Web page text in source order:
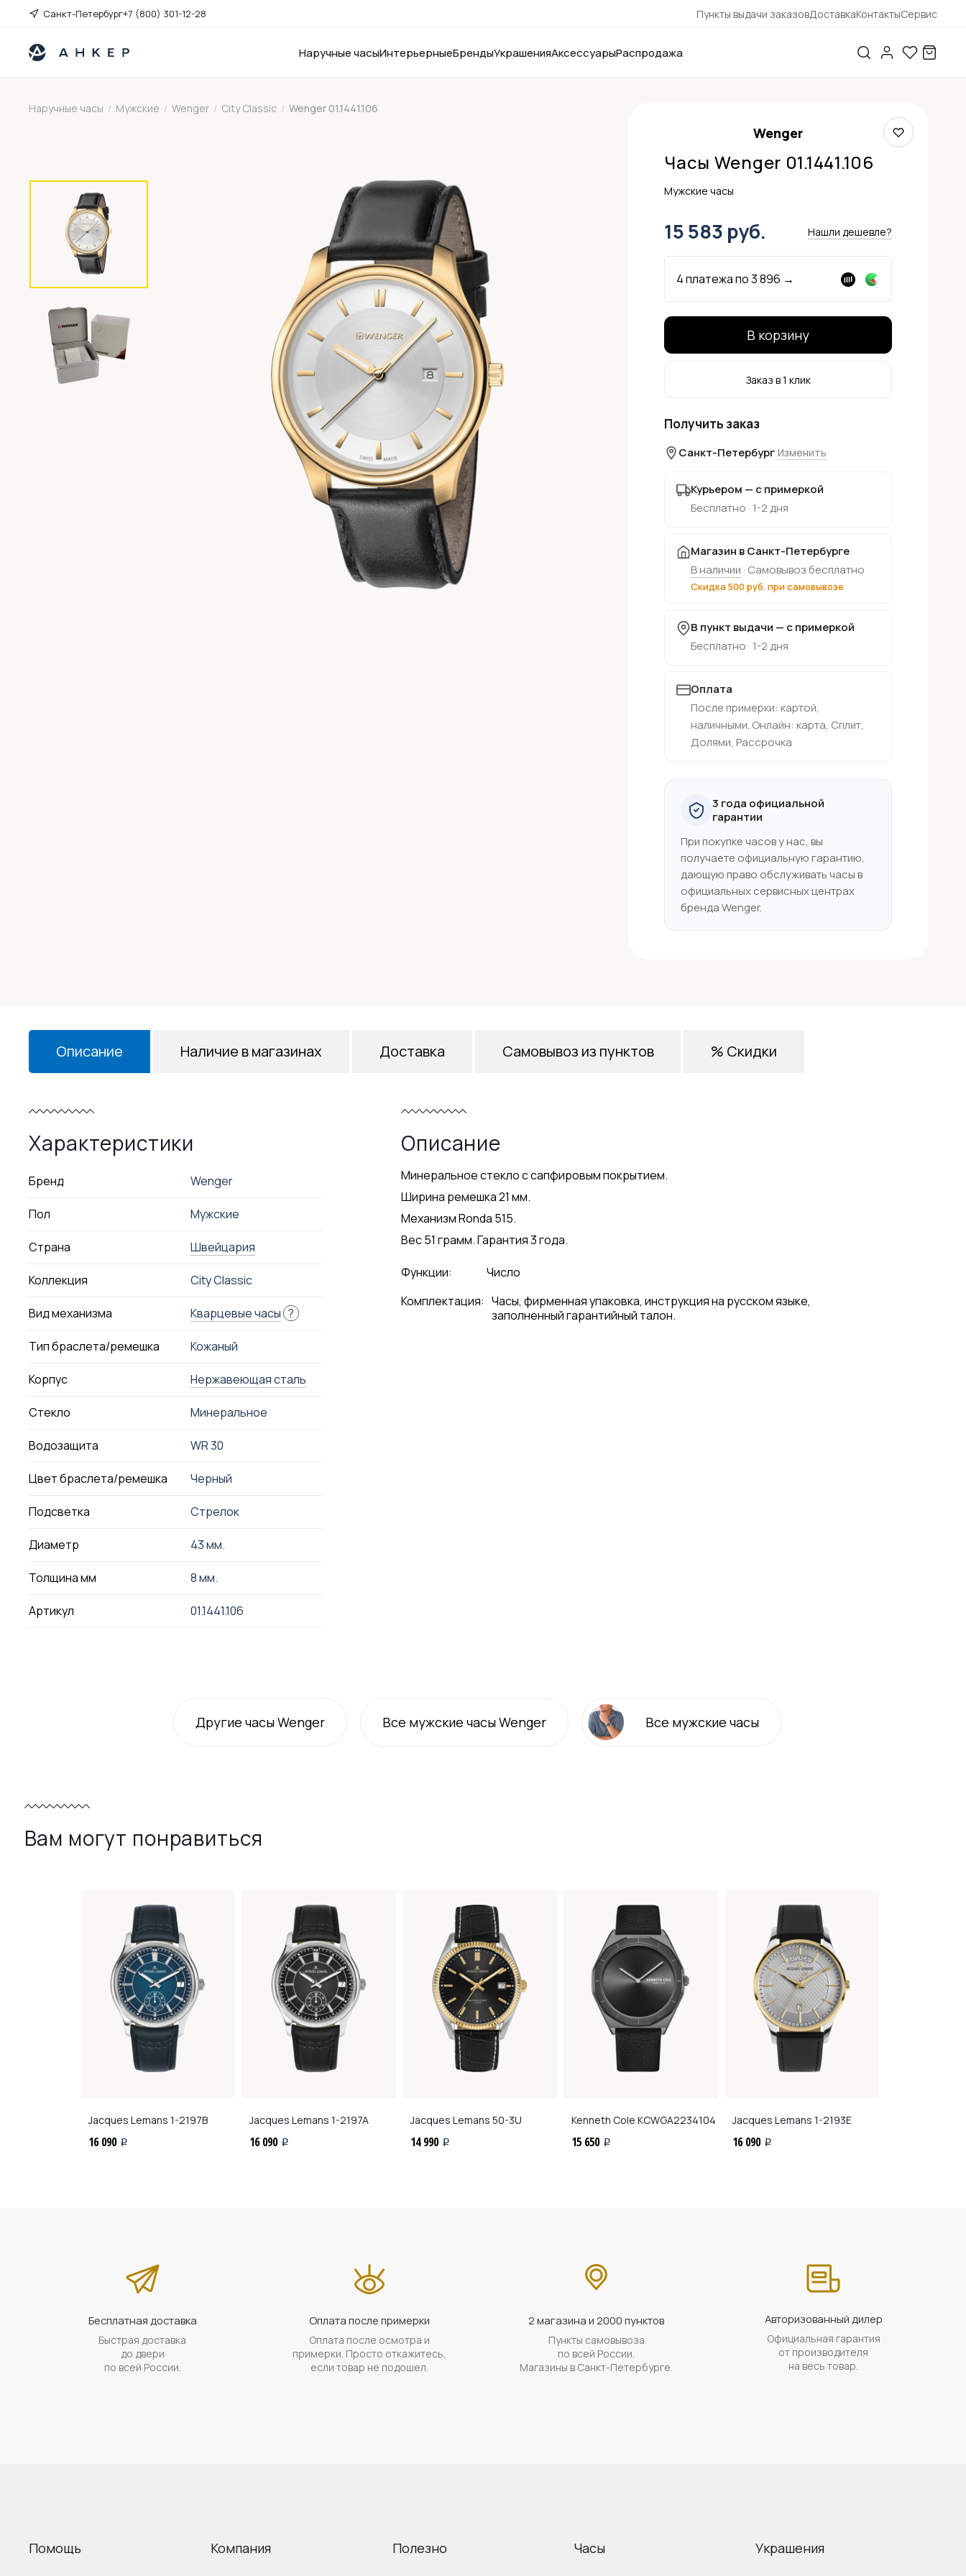
Санкт-Петербург+7 (800) 301-12-28 Пункты выдачи заказовДоставкаКонтактыСервис
Наручные часыИнтерьерныеБрендыУкрашенияАксессуарыРаспродажа
Наручные часы / Мужские / Wenger / City Classic / Wenger 01.1441.106
Wenger
Часы Wenger 01.1441.106
Мужские часы
15 583 руб. Нашли дешевле?
4 платежа по3 896 →
В корзину
Заказ в 1 клик
Получить заказ
Санкт-Петербург Изменить
Курьером — с примеркой
Бесплатно · 1-2 дня
Магазин в Санкт-Петербурге
В наличии · Самовывоз бесплатно
Скидка 500 руб. при самовывозе
В пункт выдачи — с примеркой
Бесплатно · 1-2 дня
Оплата
После примерки: картой,
наличными. Онлайн: карта, Сплит,
Долями, Рассрочка
3 года официальной
гарантии
При покупке часов у нас, вы
получаете официальную гарантию,
дающую право обслуживать часы в
официальных сервисных центрах
бренда Wenger.
Описание
Характеристики
Бренд Wenger
Пол Мужские
Страна Швейцария
Коллекция City Classic
Вид механизма Кварцевые часы ?
Тип браслета/ремешка Кожаный
Корпус Нержавеющая сталь
Стекло Минеральное
Водозащита WR 30
Цвет браслета/ремешка Черный
Подсветка Стрелок
Диаметр 43 мм.
Толщина мм 8 мм.
Артикул 01.1441.106
Описание
Минеральное стекло с сапфировым покрытием.
Ширина ремешка 21 мм.
Механизм Ronda 515.
Вес 51 грамм. Гарантия 3 года.
Функции:
Число
Комплектация: Часы, фирменная упаковка, инструкция на русском языке,
заполненный гарантийный талон.
Наличие в магазинах Доставка Самовывоз из пунктов % Скидки
Другие часы Wenger Все мужские часы Wenger Все мужские часы
Вам могут понравиться
Jacques Lemans 1-2197B
16 090 i
Jacques Lemans 1-2197A
16 090 i
Jacques Lemans 50-3U
14 990 i
Kenneth Cole KCWGA2234104
15 650 i
Jacques Lemans 1-2193E
16 090 i
Бесплатная доставка
Быстрая доставка
до двери
по всей России.
Оплата после примерки
Оплата после осмотра и
примерки. Просто откажитесь,
если товар не подошел.
2 магазина и 2000 пунктов
Пункты самовывоза
по всей России.
Магазины в Санкт-Петербурге.
Авторизованный дилер
Официальная гарантия
от производителя
на весь товар.
Помощь Компания Полезно Часы Украшения